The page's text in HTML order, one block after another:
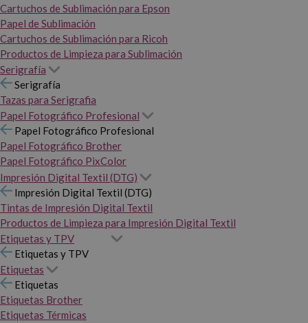
Cartuchos de Sublimación para Epson
Papel de Sublimación
Cartuchos de Sublimación para Ricoh
Productos de Limpieza para Sublimación
Serigrafía
Serigrafía
Tazas para Serigrafia
Papel Fotográfico Profesional
Papel Fotográfico Profesional
Papel Fotográfico Brother
Papel Fotográfico PixColor
Impresión Digital Textil (DTG)
Impresión Digital Textil (DTG)
Tintas de Impresión Digital Textil
Productos de Limpieza para Impresión Digital Textil
Etiquetas y TPV
Etiquetas y TPV
Etiquetas
Etiquetas
Etiquetas Brother
Etiquetas Térmicas